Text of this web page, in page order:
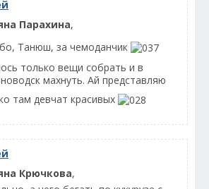
Парахина,
Танюш, за чемоданчик
только вещи собрать и в
махнуть. Ай представляю
там девчат красивых
Крючкова,